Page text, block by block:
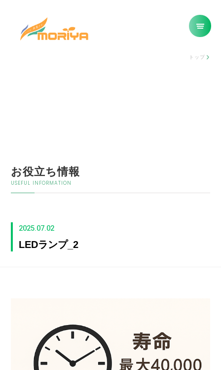
トップ
お役立ち情報
USEFUL INFORMATION
2025.07.02
LEDランプ_2